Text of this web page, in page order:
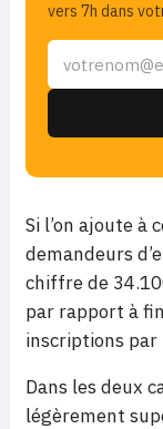
vers 7h dans
Si l’on ajoute à
demandeurs
chiffre de
par rapport à
inscriptions
Dans les deux
légèrement